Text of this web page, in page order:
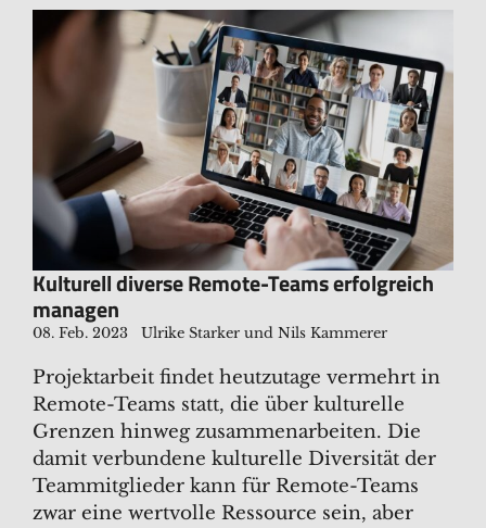
Kulturell diverse Remote-Teams erfolgreich
managen
08. Feb. 2023 Ulrike Starker und Nils Kammerer
Projektarbeit findet heutzutage vermehrt in
Remote-Teams statt, die über kulturelle
Grenzen hinweg zusammenarbeiten. Die
damit verbundene kulturelle Diversität der
Teammitglieder kann für Remote-Teams
zwar eine wertvolle Ressource sein, aber